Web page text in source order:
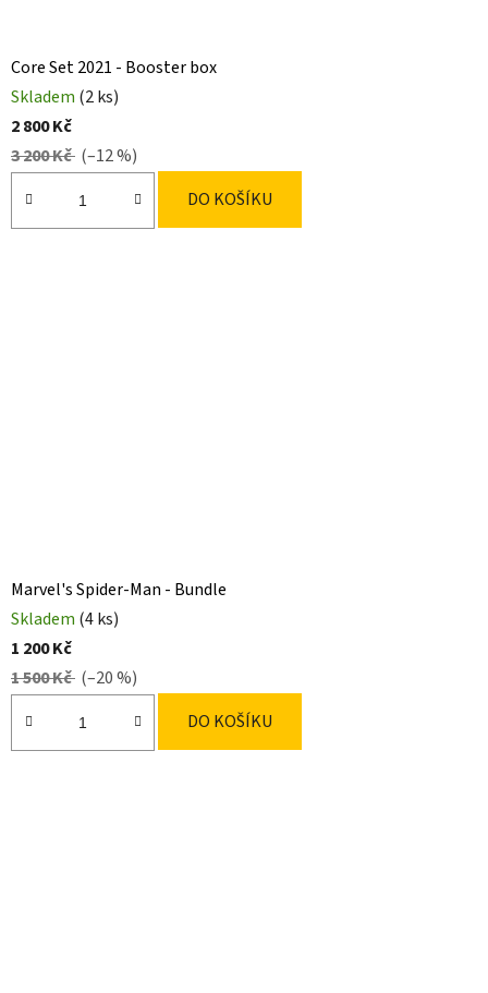
Core Set 2021 - Booster box
Skladem (2 ks)
2 800 Kč
3 200 Kč (–12 %)
DO KOŠÍKU
Marvel's Spider-Man - Bundle
Skladem (4 ks)
1 200 Kč
1 500 Kč (–20 %)
DO KOŠÍKU